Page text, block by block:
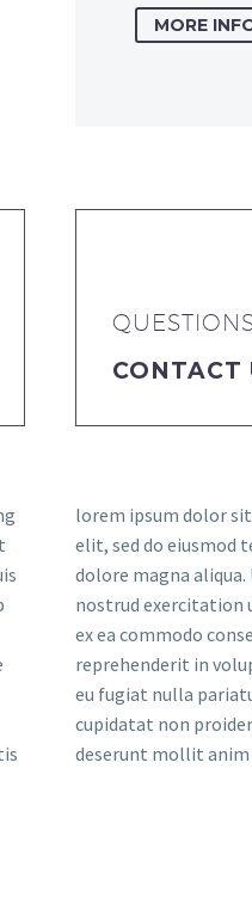
MORE
CONTACT
lorem ipsum dolor
elit, sed do eiusmod
dolore magna
nostrud exercitation
ex ea commodo
reprehenderit in
eu fugiat nulla
cupidatat non
deserunt mollit anim